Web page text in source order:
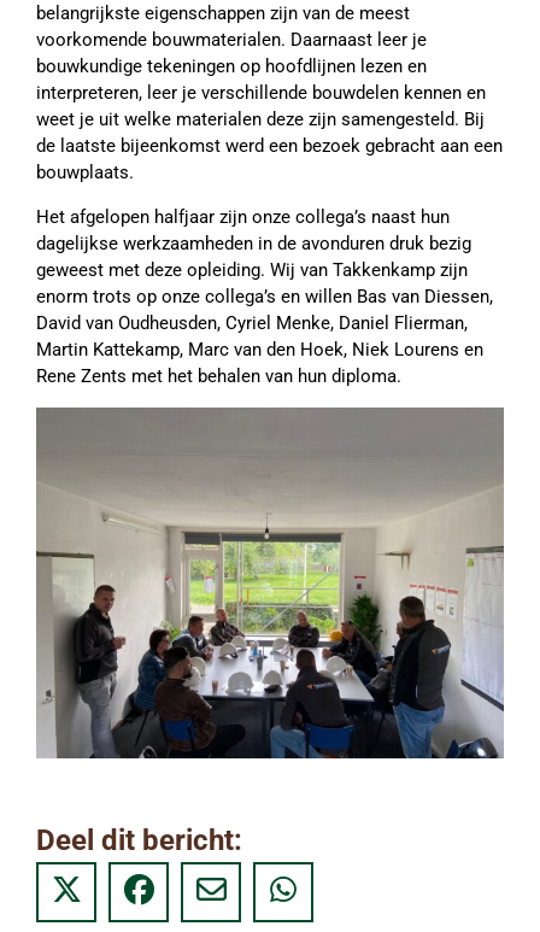
belangrijkste eigenschappen zijn van de meest
voorkomende bouwmaterialen. Daarnaast leer je
bouwkundige tekeningen op hoofdlijnen lezen en
interpreteren, leer je verschillende bouwdelen kennen en
weet je uit welke materialen deze zijn samengesteld. Bij
de laatste bijeenkomst werd een bezoek gebracht aan een
bouwplaats.
Het afgelopen halfjaar zijn onze collega’s naast hun
dagelijkse werkzaamheden in de avonduren druk bezig
geweest met deze opleiding. Wij van Takkenkamp zijn
enorm trots op onze collega’s en willen Bas van Diessen,
David van Oudheusden, Cyriel Menke, Daniel Flierman,
Martin Kattekamp, Marc van den Hoek, Niek Lourens en
Rene Zents met het behalen van hun diploma.
Deel dit bericht: